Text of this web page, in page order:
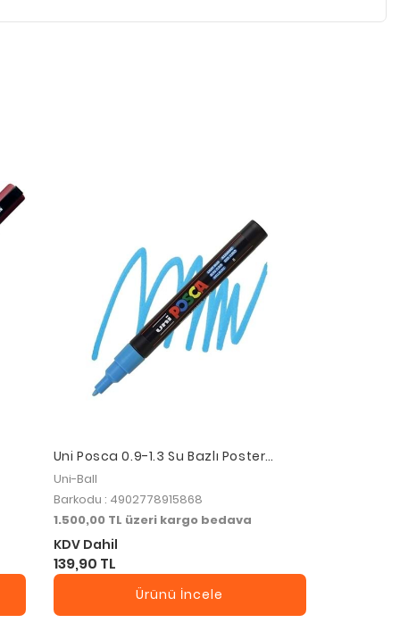
Uni Posca 0.9-1.3 Su Bazlı Poster
Markörü Lıght Blue Pc-3m
Uni-Ball
Barkodu : 4902778915868
1.500,00 TL üzeri kargo bedava
KDV Dahil
139,90 TL
Ürünü İncele